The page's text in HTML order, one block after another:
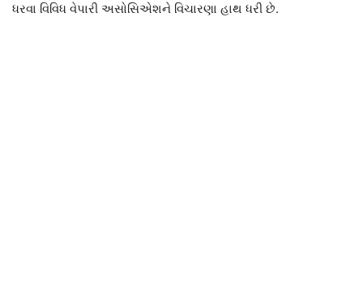
ધરવા વિવિધ વેપારી અસોસિએશને વિચારણા હાથ ધરી છે.